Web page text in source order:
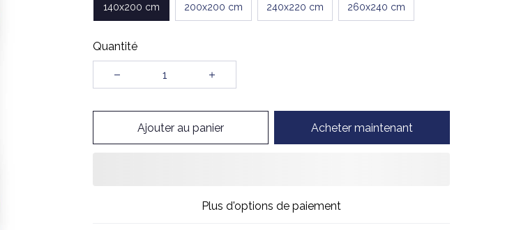
140x200 cm 200x200 cm 240x220 cm 260x240 cm
Quantité
Ajouter au panier Acheter maintenant
Plus d'options de paiement